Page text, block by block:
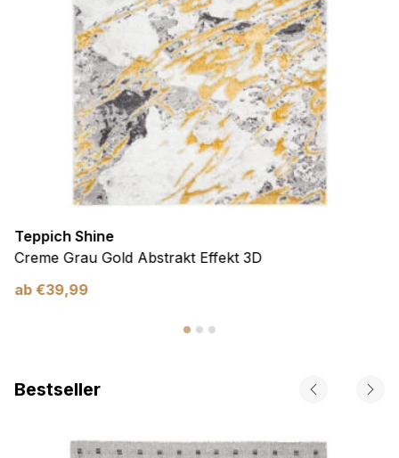
Teppich Shine
Creme Grau Gold Abstrakt Effekt 3D
ab €39,99
Bestseller